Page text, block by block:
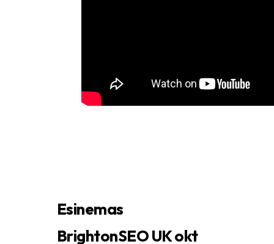
Esinemas
BrightonSEO UK okt